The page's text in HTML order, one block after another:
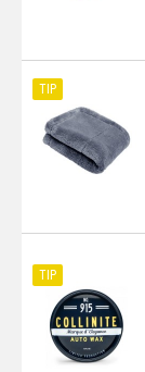
TIP
TIP